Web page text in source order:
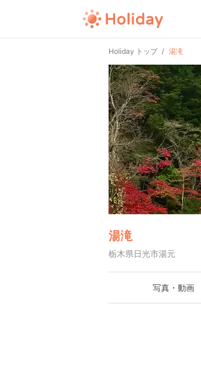
Holiday トップ 湯滝
湯滝
栃木県日光市湯元
写真・動画